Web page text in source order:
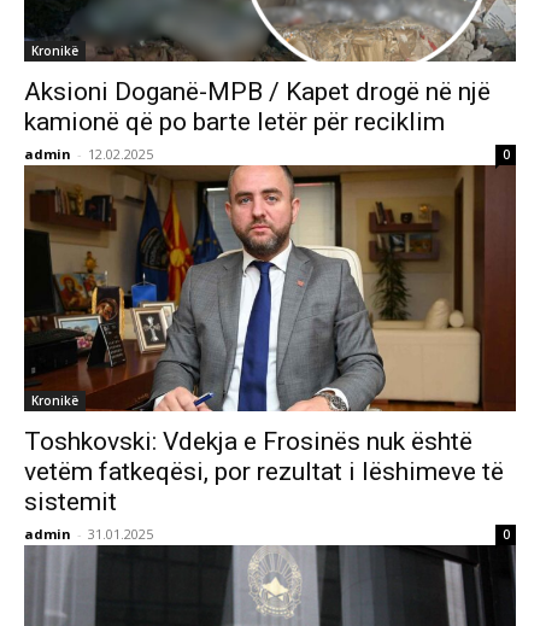
Kronikë
Aksioni Doganë-MPB / Kapet drogë në një
kamionë që po barte letër për reciklim
admin - 12.02.2025 0
Kronikë
Toshkovski: Vdekja e Frosinës nuk është
vetëm fatkeqësi, por rezultat i lëshimeve të
sistemit
admin - 31.01.2025 0